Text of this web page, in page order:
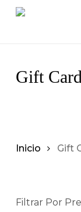
Saltar
Gift Card
Inicio Gift
Filtrar Por